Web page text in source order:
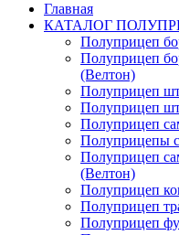
Главная
КАТАЛОГ
Полуприцеп
Полуприцеп
(Велтон)
Полуприцеп
Полуприцеп
Полуприцеп
Полуприцепы
Полуприцеп
(Велтон)
Полуприцеп
Полуприцеп
Полуприцеп